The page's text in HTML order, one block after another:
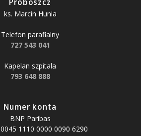
Proboszcz
ks. Marcin Hunia
Telefon parafialny
727 543 041
Kapelan szpitala
793 648 888
Numer konta
BNP Paribas
1110 0000 0090 6290